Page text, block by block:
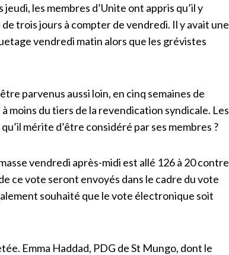
les membres d’Unite ont appris qu’il y
trois jours à compter de vendredi. Il y avait une
vendredi matin alors que les grévistes
parvenus aussi loin, en cinq semaines de
moins du tiers de la revendication syndicale. Les
mérite d’être considéré par ses membres ?
vendredi après-midi est allé 126 à 20 contre
ce vote seront envoyés dans le cadre du vote
souhaité que le vote électronique soit
Emma Haddad, PDG de St Mungo, dont le